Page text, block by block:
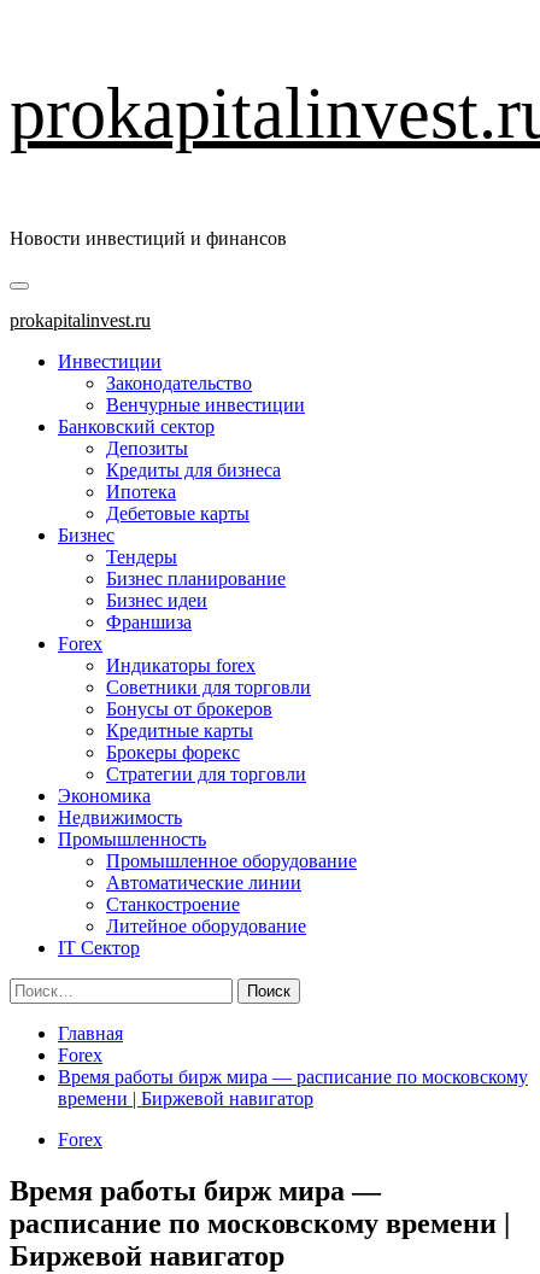
к
содержимому
Новости инвестиций и финансов
Основное
меню
prokapitalinvest.ru
Инвестиции
Законодательство
Венчурные инвестиции
Банковский сектор
Депозиты
Кредиты для бизнеса
Ипотека
Дебетовые карты
Бизнес
Тендеры
Бизнес планирование
Бизнес идеи
Франшиза
Forex
Индикаторы forex
Советники для торговли
Бонусы от брокеров
Кредитные карты
Брокеры форекс
Стратегии для торговли
Экономика
Недвижимость
Промышленность
Промышленное оборудование
Автоматические линии
Станкостроение
Литейное оборудование
IT Сектор
Найти:
Главная
Forex
Время работы бирж мира — расписание по московскому
времени | Биржевой навигатор
Forex
Время работы бирж мира —
расписание по московскому времени |
Биржевой навигатор